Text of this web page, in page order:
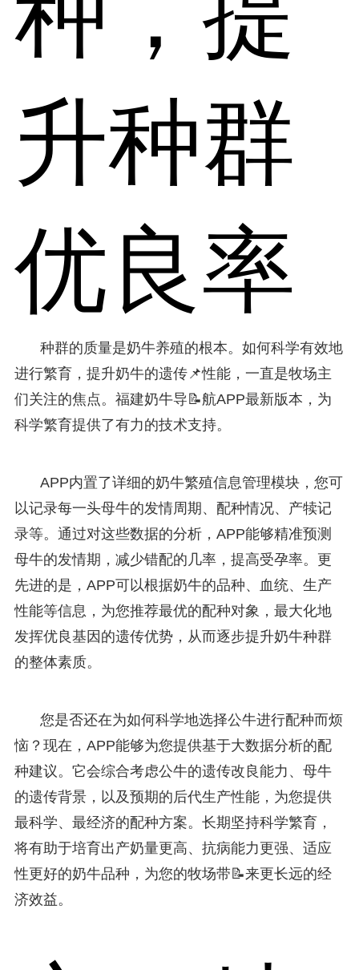
升种群
优良率
种群的质量是奶牛养殖的根本。如何科学有效地
进行繁育，提升奶牛的遗传📌性能，一直是牧场主
们关注的焦点。福建奶牛导📝航APP最新版本，为
科学繁育提供了有力的技术支持。
APP内置了详细的奶牛繁殖信息管理模块，您可
以记录每一头母牛的发情周期、配种情况、产犊记
录等。通过对这些数据的分析，APP能够精准预测
母牛的发情期，减少错配的几率，提高受孕率。更
先进的是，APP可以根据奶牛的品种、血统、生产
性能等信息，为您推荐最优的配种对象，最大化地
发挥优良基因的遗传优势，从而逐步提升奶牛种群
的整体素质。
您是否还在为如何科学地选择公牛进行配种而烦
恼？现在，APP能够为您提供基于大数据分析的配
种建议。它会综合考虑公牛的遗传改良能力、母牛
的遗传背景，以及预期的后代生产性能，为您提供
最科学、最经济的配种方案。长期坚持科学繁育，
将有助于培育出产奶量更高、抗病能力更强、适应
性更好的奶牛品种，为您的牧场带📝来更长远的经
济效益。